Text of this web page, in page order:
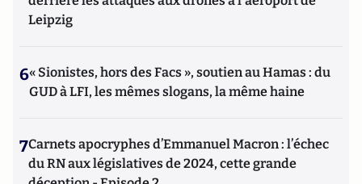
Leipzig
6« Sionistes, hors des Facs », soutien au Hamas : du
GUD à LFI, les mêmes slogans, la même haine
7Carnets apocryphes d’Emmanuel Macron : l’échec
du RN aux législatives de 2024, cette grande